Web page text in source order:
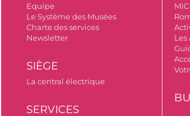
Equipe
Le Système des Musées
Charte des services
Newsletter
SIÈGE
La central électrique
SERVICES
Les